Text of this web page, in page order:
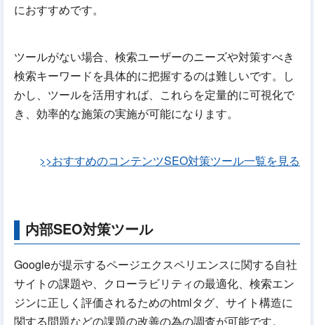
におすすめです。
ツールがない場合、検索ユーザーのニーズや対策すべき
検索キーワードを具体的に把握するのは難しいです。し
かし、ツールを活用すれば、これらを定量的に可視化で
き、効率的な施策の実施が可能になります。
>>おすすめのコンテンツSEO対策ツール一覧を見る
内部SEO対策ツール
Googleが提示するページエクスペリエンスに関する自社
サイトの課題や、クローラビリティの最適化、検索エン
ジンに正しく評価されるためのhtmlタグ、サイト構造に
関する問題などの課題の改善の為の調査が可能です。